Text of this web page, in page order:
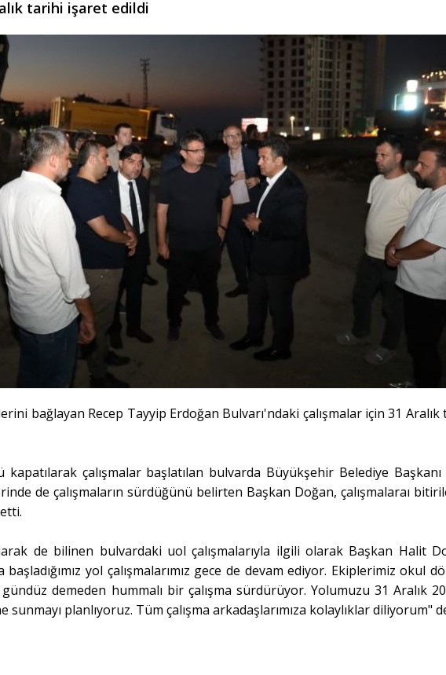
tarihi işaret edildi
bağlayan Recep Tayyip Erdoğan Bulvarı'ndaki çalışmalar için 31 Aralık
çalışmalar başlatılan bulvarda Büyükşehir Belediye
de çalışmaların sürdüğünü belirten Başkan Doğan, çalışmalaraı
de bilinen bulvardaki uol çalışmalarıyla ilgili olarak Başkan Halit
yol çalışmalarımız gece de devam ediyor. Ekiplerimiz okul
demeden hummalı bir çalışma sürdürüyor. Yolumuzu 31 Aralık
planlıyoruz. Tüm çalışma arkadaşlarımıza kolaylıklar diliyorum"